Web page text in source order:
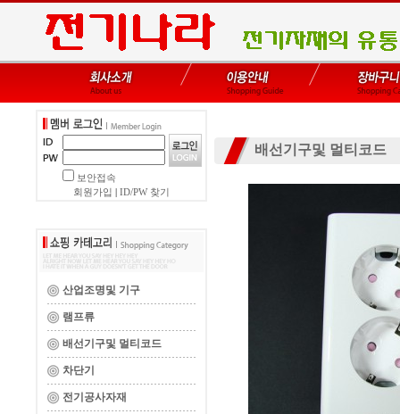
보안접속
회원가입
ID/PW 찾기
산업조명및 기구
램프류
배선기구및 멀티코드
차단기
전기공사자재
배선기구및 멀티코드